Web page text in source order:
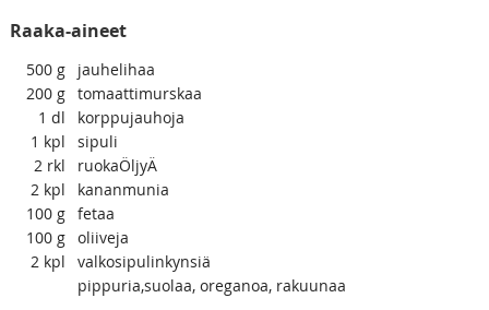
Raaka-aineet
500 g
jauhelihaa
200 g tomaattimurskaa
1 dl
korppujauhoja
1 kpl
sipuli
2 rkl
ruokaÖljyÄ
2 kpl
kananmunia
100 g fetaa
100 g oliiveja
2 kpl
valkosipulinkynsiä
pippuria,suolaa, oreganoa, rakuunaa